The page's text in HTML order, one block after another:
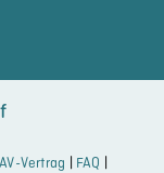
AV-Vertrag | FAQ |